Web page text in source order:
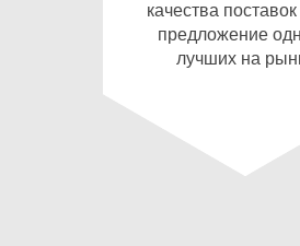
качества
предложение
лучших на